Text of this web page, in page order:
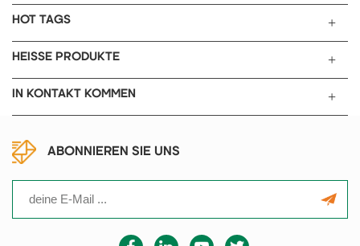
HOT TAGS
HEISSE PRODUKTE
IN KONTAKT KOMMEN
ABONNIEREN SIE UNS